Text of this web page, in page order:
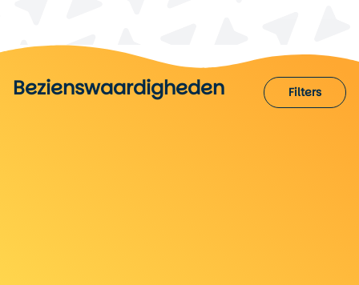
Bezienswaardigheden Filters
Wat te doen! Filters